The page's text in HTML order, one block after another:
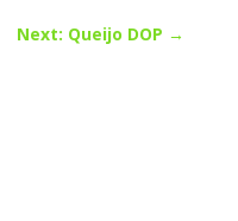
Next: Queijo DOP →